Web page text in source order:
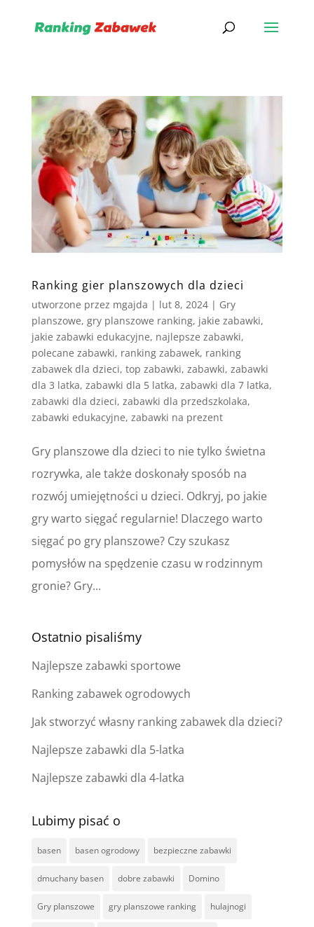
Ranking gier planszowych dla dzieci
utworzone przez mgajda | lut 8, 2024| Gry
planszowe, gry planszowe ranking, jakie zabawki,
jakie zabawki edukacyjne, najlepsze zabawki,
polecane zabawki, ranking zabawek, ranking
zabawek dla dzieci, top zabawki, zabawki, zabawki
dla 3 latka, zabawki dla 5 latka, zabawki dla 7 latka,
zabawki dla dzieci, zabawki dla przedszkolaka,
zabawki edukacyjne, zabawki na prezent
Gry planszowe dla dzieci to nie tylko świetna
rozrywka, ale także doskonały sposób na
rozwój umiejętności u dzieci. Odkryj, po jakie
gry warto sięgać regularnie! Dlaczego warto
sięgać po gry planszowe? Czy szukasz
pomysłów na spędzenie czasu w rodzinnym
gronie? Gry...
Ostatnio pisaliśmy
Najlepsze zabawki sportowe
Ranking zabawek ogrodowych
Jak stworzyć własny ranking zabawek dla dzieci?
Najlepsze zabawki dla 5-latka
Najlepsze zabawki dla 4-latka
Lubimy pisać o
basen basen ogrodowy bezpieczne zabawki
dmuchany basen dobre zabawki Domino
Gry planszowe gry planszowe ranking hulajnogi